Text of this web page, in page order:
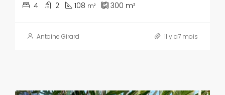
4 2 108 m² 300 m²
Antoine Girard il y a7 mois